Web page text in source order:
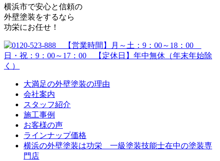
横浜市で安心と信頼の
外壁塗装をするなら
功栄にお任せ！
大満足の外壁塗装の理由
会社案内
スタッフ紹介
施工事例
お客様の声
ラインナップ価格
横浜の外壁塗装は功栄 一級塗装技能士在中の塗装専
門店